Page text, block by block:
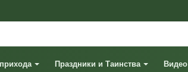
Праздники и Таинства Видео